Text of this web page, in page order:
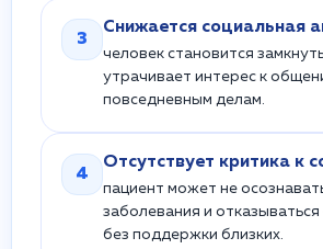
3
Снижается социальная
человек становится
утрачивает интерес к
повседневным делам.
4
Отсутствует критика к
пациент может не
заболевания и
без поддержки близких.